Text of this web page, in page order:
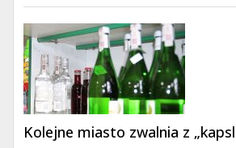
Kolejne miasto zwalnia z